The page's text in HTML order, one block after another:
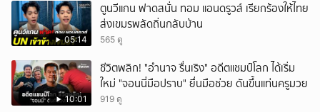
05:14
ตูนวีแกน ฟาดสนั่น ทอม แอนดรูวส์ เรียกร้องให้ไทย
ส่งเขมรพลัดถิ่นกลับบ้าน
565 ดู
10:01
ชีวิตพลิก! "อำนาจ รื่นเริง" อดีตแชมป์โลก ได้เริ่ม
ใหม่ "จอนนี่มือปราบ" ยื่นมือช่วย ดันขึ้นแท่นครูมวย
919 ดู